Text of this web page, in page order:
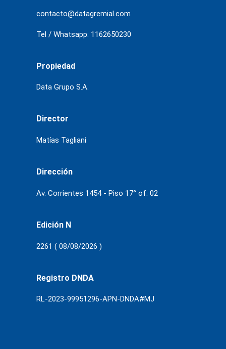
contacto@datagremial.com
Tel / Whatsapp: 1162650230
Propiedad
Data Grupo S.A.
Director
Matías Tagliani
Dirección
Av. Corrientes 1454 - Piso 17° of. 02
Edición N
2261 ( 08/08/2026 )
Registro DNDA
RL-2023-99951296-APN-DNDA#MJ